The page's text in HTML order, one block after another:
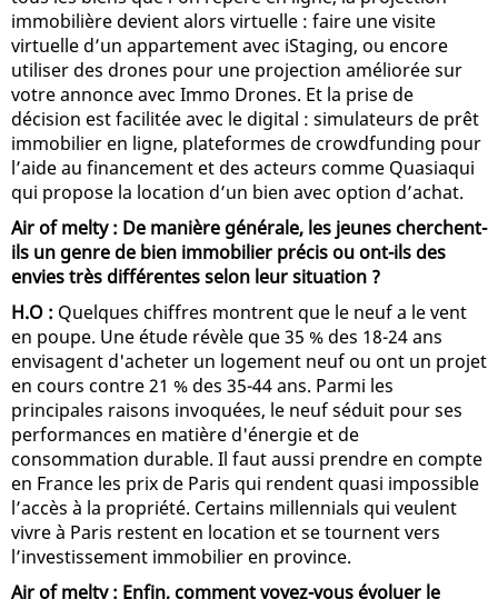
immobilière devient alors virtuelle : faire une visite
virtuelle d’un appartement avec iStaging, ou encore
utiliser des drones pour une projection améliorée sur
votre annonce avec Immo Drones. Et la prise de
décision est facilitée avec le digital : simulateurs de prêt
immobilier en ligne, plateformes de crowdfunding pour
l’aide au financement et des acteurs comme Quasiaqui
qui propose la location d’un bien avec option d’achat.
Air of melty : De manière générale, les jeunes cherchent-
ils un genre de bien immobilier précis ou ont-ils des
envies très différentes selon leur situation ?
H.O : Quelques chiffres montrent que le neuf a le vent
en poupe. Une étude révèle que 35 % des 18-24 ans
envisagent d'acheter un logement neuf ou ont un projet
en cours contre 21 % des 35-44 ans. Parmi les
principales raisons invoquées, le neuf séduit pour ses
performances en matière d'énergie et de
consommation durable. Il faut aussi prendre en compte
en France les prix de Paris qui rendent quasi impossible
l’accès à la propriété. Certains millennials qui veulent
vivre à Paris restent en location et se tournent vers
l’investissement immobilier en province.
Air of melty : Enfin, comment voyez-vous évoluer le